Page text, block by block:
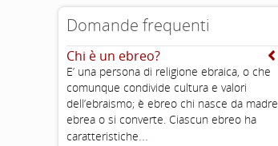
Domande frequenti
Chi è un ebreo?
E’ una persona di religione ebraica, o che
comunque condivide cultura e valori
dell’ebraismo; è ebreo chi nasce da madre
ebrea o si converte. Ciascun ebreo ha
caratteristiche...